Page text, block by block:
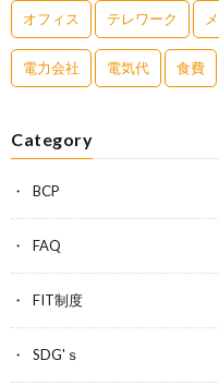
オフィス テレワーク
電力会社 電気代 食費
Category
BCP
FAQ
FIT制度
SDG'ｓ